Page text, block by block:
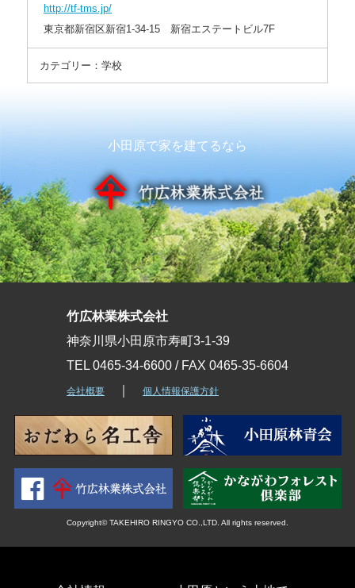
http://tf-tms.jp/
東京都新宿区新宿1-34-15 新宿エステートビル7F
カテゴリー：学校
小田原で家を建てるなら
竹広林業株式会社
神奈川県小田原市寿町3-1-39
TEL 0465-34-6600 / FAX 0465-35-6604
会社概要 個人情報保護方針
Copyright© TAKEHIRO RINGYO CO.,LTD. All rights reserved.